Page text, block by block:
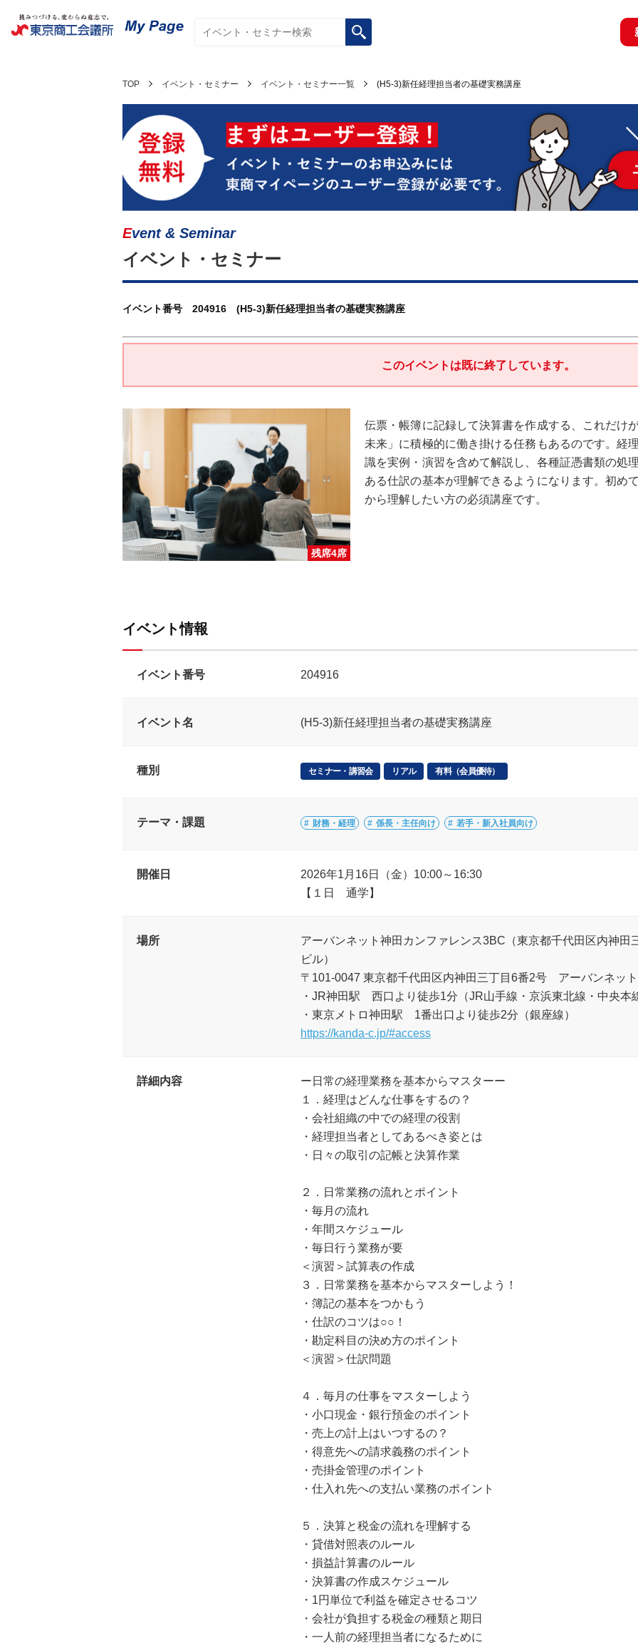
TOP イベント・セミナー イベント・セミナー一覧 (H5-3)新任経理担当者の基礎実務講座
Event & Seminar
イベント・セミナー
イベント番号 204916 (H5-3)新任経理担当者の基礎実務講座
このイベントは既に終了しています。
残席4席
伝票・帳簿に記録して決算書を作成する、これだけ
未来」に積極的に働き掛ける任務もあるのです。経
識を実例・演習を含めて解説し、各種証憑書類の処
ある仕訳の基本が理解できるようになります。初め
から理解したい方の必須講座です。
イベント情報
イベント番号 204916
イベント名 (H5-3)新任経理担当者の基礎実務講座
種別 セミナー・講習会 リアル 有料（会員優待）
テーマ・課題 財務・経理 係長・主任向け 若手・新入社員向け
開催日
2026年1月16日（金）10:00～16:30
【１日 通学】
場所
アーバンネット神田カンファレンス3BC（東京都千代田区内神
ビル）
〒101-0047 東京都千代田区内神田三丁目6番2号 アーバンネッ
・JR神田駅 西口より徒歩1分（JR山手線・京浜東北線・中央本
・東京メトロ神田駅 1番出口より徒歩2分（銀座線）
https://kanda-c.jp/#access
詳細内容
ー日常の経理業務を基本からマスターー
１．経理はどんな仕事をするの？
・会社組織の中での経理の役割
・経理担当者としてあるべき姿とは
・日々の取引の記帳と決算作業
２．日常業務の流れとポイント
・毎月の流れ
・年間スケジュール
・毎日行う業務が要
＜演習＞試算表の作成
３．日常業務を基本からマスターしよう！
・簿記の基本をつかもう
・仕訳のコツは○○！
・勘定科目の決め方のポイント
＜演習＞仕訳問題
４．毎月の仕事をマスターしよう
・小口現金・銀行預金のポイント
・売上の計上はいつするの？
・得意先への請求義務のポイント
・売掛金管理のポイント
・仕入れ先への支払い業務のポイント
５．決算と税金の流れを理解する
・貸借対照表のルール
・損益計算書のルール
・決算書の作成スケジュール
・1円単位で利益を確定させるコツ
・会社が負担する税金の種類と期日
・一人前の経理担当者になるために